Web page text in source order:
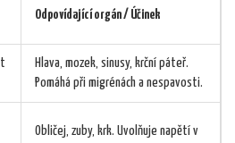
Odpovídající orgán / Účinek
Hlava, mozek, sinusy, krční páteř.
Pomáhá při migrénách a nespavosti.
Obličej, zuby, krk. Uvolňuje napětí v